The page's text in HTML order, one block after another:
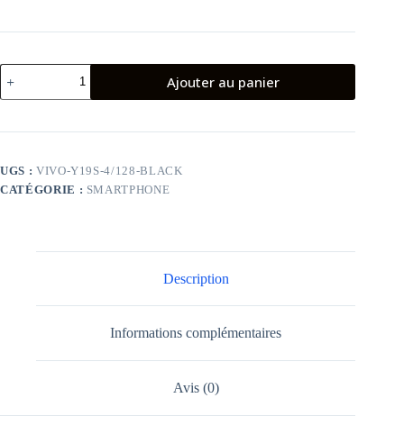
quantité
de
Smartphone
Y19s
Go
Noir
Ajouter au panier
UGS : VIVO-Y19S-4/128-BLACK
CATÉGORIE : SMARTPHONE
Description
Informations complémentaires
Avis (0)